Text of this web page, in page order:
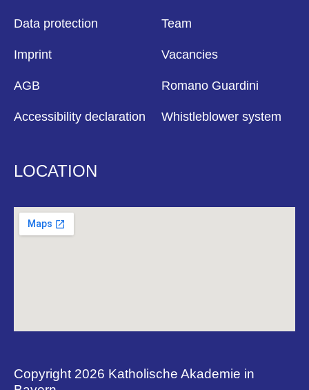
Data protection
Imprint
AGB
Accessibility declaration
Team
Vacancies
Romano Guardini
Whistleblower system
LOCATION
Copyright 2026 Katholische Akademie in